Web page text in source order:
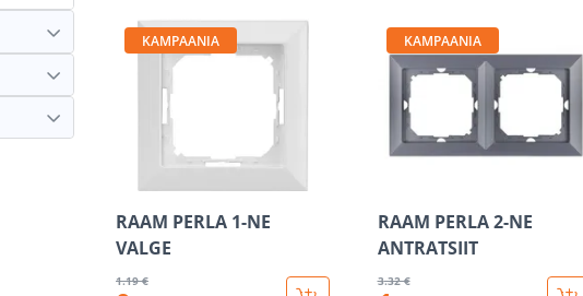
KAMPAANIA
RAAM PERLA 1-NE
VALGE
1.19 €
KAMPAANIA
RAAM PERLA 2-NE
ANTRATSIIT
3.32 €